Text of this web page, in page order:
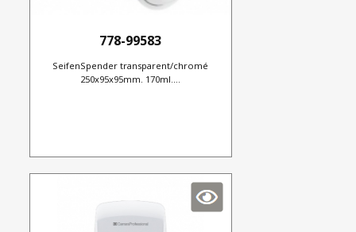
778-99583
SeifenSpender transparent/chromé
250x95x95mm. 170ml....